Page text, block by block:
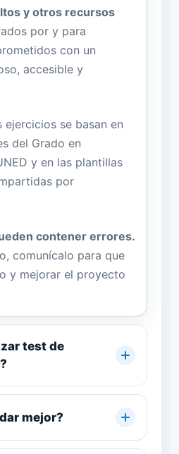
y otros recursos
por y para
con un
accesible y
ejercicios se basan en
del Grado en
y en las plantillas
por
contener errores.
comunícalo para que
y mejorar el proyecto
test de
mejor?